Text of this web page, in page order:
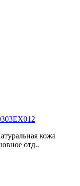
кожа
отд..